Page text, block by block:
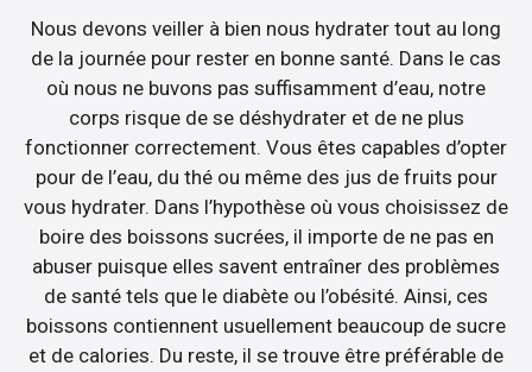
Nous devons veiller à bien nous hydrater tout au long
de la journée pour rester en bonne santé. Dans le cas
où nous ne buvons pas suffisamment d’eau, notre
corps risque de se déshydrater et de ne plus
fonctionner correctement. Vous êtes capables d’opter
pour de l’eau, du thé ou même des jus de fruits pour
vous hydrater. Dans l’hypothèse où vous choisissez de
boire des boissons sucrées, il importe de ne pas en
abuser puisque elles savent entraîner des problèmes
de santé tels que le diabète ou l’obésité. Ainsi, ces
boissons contiennent usuellement beaucoup de sucre
et de calories. Du reste, il se trouve être préférable de